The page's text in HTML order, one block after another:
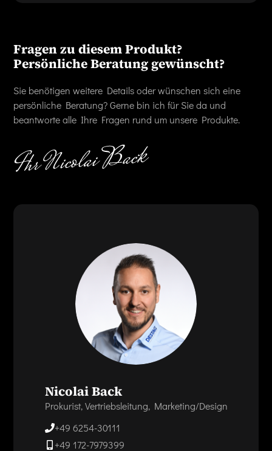
Fragen zu diesem Produkt?
Persönliche Beratung gewünscht?
Sie benötigen weitere Details oder wünschen sich eine
persönliche Beratung? Gerne bin ich für Sie da und
beantworte alle Ihre Fragen rund um unsere Produkte.
Nicolai Back
Prokurist, Vertriebsleitung, Marketing/Design
+49 6254-30111
+49 172-7979399